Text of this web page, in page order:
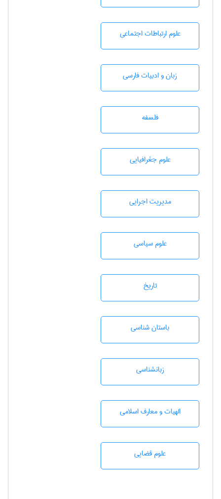
علوم ارتباطات اجتماعی
زبان و ادبيات فارسی
فلسفه
علوم جغرافيايی
مديريت اجرايی
علوم سياسی
تاريخ
باستان شناسی
زبانشناسی
الهیات و معارف اسلامی
علوم قضایی